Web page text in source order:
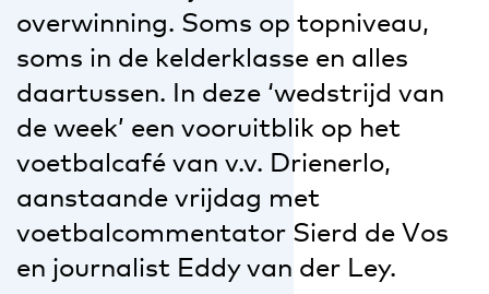
overwinning. Soms op topniveau,
soms in de kelderklasse en alles
daartussen. In deze ‘wedstrijd van
de week’ een vooruitblik op het
voetbalcafé van v.v. Drienerlo,
aanstaande vrijdag met
voetbalcommentator Sierd de Vos
en journalist Eddy van der Ley.